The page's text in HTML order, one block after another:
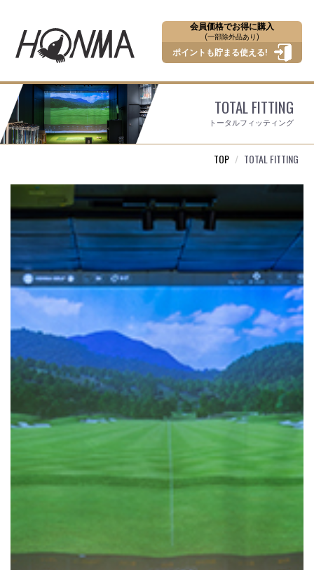
会員価格でお得に購入
(一部除外品あり)
ポイントも貯まる使える!
TOTAL FITTING
トータルフィッティング
TOP TOTAL FITTING